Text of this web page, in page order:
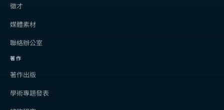
徵才
媒體素材
聯絡辦公室
著作
著作出版
學術專題發表